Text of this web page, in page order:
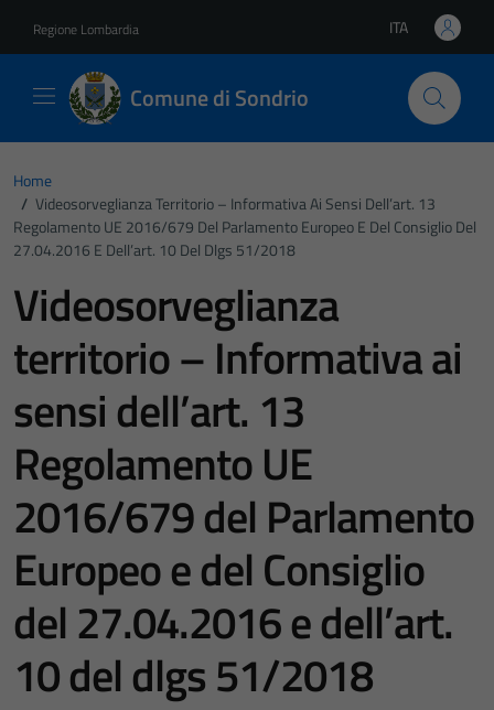
Regione Lombardia Lingua attiva:
ITA
Comune di Sondrio
Home
/ Videosorveglianza Territorio – Informativa Ai Sensi Dell’art. 13
Regolamento UE 2016/679 Del Parlamento Europeo E Del Consiglio Del
27.04.2016 E Dell’art. 10 Del Dlgs 51/2018
Videosorveglianza
territorio – Informativa ai
sensi dell’art. 13
Regolamento UE
2016/679 del Parlamento
Europeo e del Consiglio
del 27.04.2016 e dell’art.
10 del dlgs 51/2018